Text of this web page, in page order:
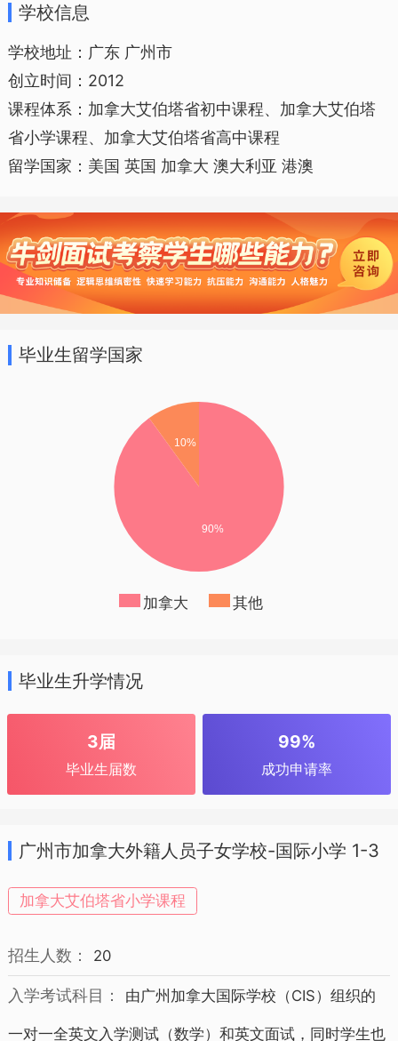
2015年，广州加拿大国际学校高中部
成为中国大陆第一所获得官方认证的加拿
大艾伯塔国际学校。我们在广州市番禺区
东艺路122号的全新校区提供加拿大艾伯塔
省的K12课程，包含国际幼儿园、国际小
学、国际初中和国际高中，能容纳1000名
学生与住宿生。我们重视每一位学生的个
体发展，实行小班教学模式，通过各式的
课程、多样的选修课和课外活动，让每一
个孩子都能展现自我。
学校信息
学校地址：广东 广州市
创立时间：2012
课程体系：加拿大艾伯塔省初中课程、加拿大艾伯塔
省小学课程、加拿大艾伯塔省高中课程
留学国家：美国 英国 加拿大 澳大利亚 港澳
毕业生留学国家
加拿大 其他
毕业生升学情况
3届
毕业生届数
99%
成功申请率
广州市加拿大外籍人员子女学校-国际小学 1-3
加拿大艾伯塔省小学课程
招生人数： 20
入学考试科目： 由广州加拿大国际学校（CIS）组织的
一对一全英文入学测试（数学）和英文面试，同时学生也